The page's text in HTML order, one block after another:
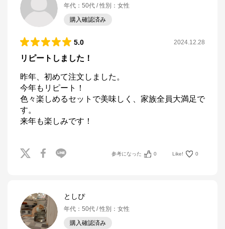
年代 ： 50代 性別 ： 女性
購入確認済み
5.0 2024.12.28
リピートしました！
昨年、初めて注文しました。
今年もリピート！
色々楽しめるセットで美味しく、家族全員大満足で
す。
来年も楽しみです！
参考になった 0 Like! 0
としぴ
年代 ： 50代 性別 ： 女性
購入確認済み